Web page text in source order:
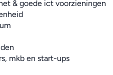
& goede ict voorzieningen
mkb en start-ups